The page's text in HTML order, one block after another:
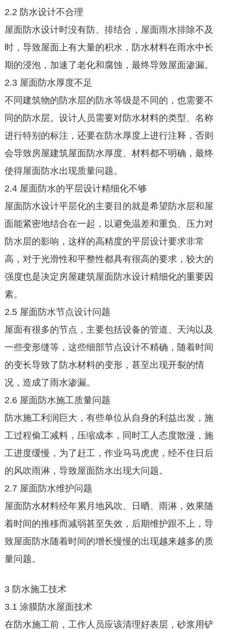
2.2 防水设计不合理
屋面防水设计时没有防、排结合，屋面雨水排除不及
时，导致屋面上有大量的积水，防水材料在雨水中长
期的浸泡，加速了老化和腐蚀，最终导致屋面渗漏。
2.3 屋面防水厚度不足
不同建筑物的防水层的防水等级是不同的，也需要不
同的防水层。设计人员需要对防水材料的类型、名称
进行特别的标注，还要在防水厚度上进行注释，否则
会导致房屋建筑屋面防水厚度、材料都不明确，最终
使得屋面防水出现质量问题。
2.4 屋面防水的平层设计精细化不够
屋面防水设计平层化的主要目的就是希望防水层和屋
面能紧密地结合在一起，以避免温差和重负、压力对
防水层的影响，这样的高精度的平层设计要求非常
高，对于光滑性和平整性都具有很高的要求，较大的
强度也是决定房屋建筑屋面防水设计精细化的重要因
素。
2.5 屋面防水节点设计问题
屋面有很多的节点，主要包括设备的管道、天沟以及
一些变形缝等，这些细部节点设计不精确，随着时间
的变长导致了防水材料的变形，甚至出现开裂的情
况，造成了雨水渗漏。
2.6 屋面防水施工质量问题
防水施工利润巨大，有些单位从自身的利益出发，施
工过程偷工减料，压缩成本，同时工人态度散漫，施
工进度缓慢，为了赶工，作业马马虎虎，经不住日后
的风吹雨淋，导致屋面防水出现大问题。
2.7 屋面防水维护问题
屋面防水材料经年累月地风吹、日晒、雨淋，效果随
着时间的推移而减弱甚至失效，后期维护跟不上，导
致屋面防水随着时间的增长慢慢的出现越来越多的质
量问题。
3 防水施工技术
3.1 涂膜防水屋面技术
在防水施工前，工作人员应该清理好表层，砂浆用铲